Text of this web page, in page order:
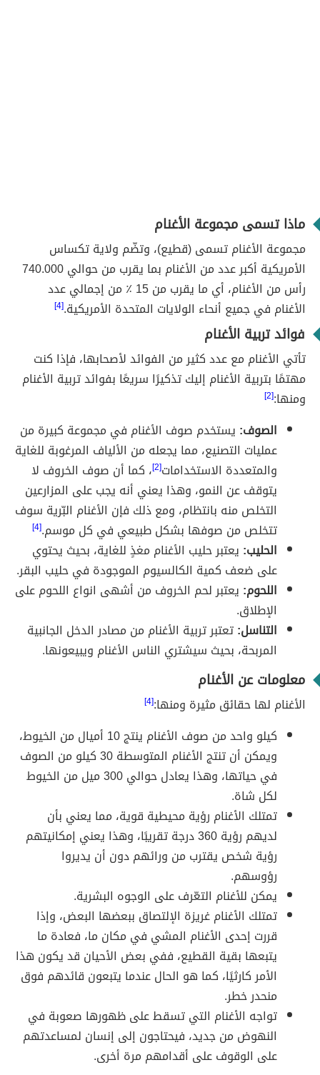
ماذا تسمى مجموعة الأغنام
مجموعة الأغنام تسمى (قطيع)، وتضّم ولاية تكساس
الأمريكية أكبر عدد من الأغنام بما يقرب من حوالي 740.000
رأس من الأغنام، أي ما يقرب من 15 ٪ من إجمالي عدد
الأغنام في جميع أنحاء الولايات المتحدة الأمريكية.[4]
فوائد تربية الأغنام
تأتي الأغنام مع عدد كثير من الفوائد لأصحابها، فإذا كنت
مهتمًا بتربية الأغنام إليك تذكيرًا سريعًا بفوائد تربية الأغنام
ومنها:[2]
الصوف: يستخدم صوف الأغنام في مجموعة كبيرة من
عمليات التصنيع، مما يجعله من الألياف المرغوبة للغاية
والمتعددة الاستخدامات[2] ، كما أن صوف الخروف لا
يتوقف عن النمو، وهذا يعني أنه يجب على المزارعين
التخلص منه بانتظام، ومع ذلك فإن الأغنام البّرية سوف
تتخلص من صوفها بشكل طبيعي في كل موسم.[4]
الحليب: يعتبر حليب الأغنام مغذٍ للغاية، بحيث يحتوي
على ضعف كمية الكالسيوم الموجودة في حليب البقر.
اللحوم: يعتبر لحم الخروف من أشهى انواع اللحوم على
الإطلاق.
التناسل:تعتبر تربية الأغنام من مصادر الدخل الجانبية
المربحة، بحيث سيشتري الناس الأغنام ويبيعونها.
معلومات عن الأغنام
الأغنام لها حقائق مثيرة ومنها:[4]
كيلو واحد من صوف الأغنام ينتج 10 أميال من الخيوط،
ويمكن أن تنتج الأغنام المتوسطة 30 كيلو من الصوف
في حياتها، وهذا يعادل حوالي 300 ميل من الخيوط
لكل شاة.
تمتلك الأغنام رؤية محيطية قوية، مما يعني بأن
لديهم رؤية 360 درجة تقريبًا، وهذا يعني إمكانيتهم
رؤية شخص يقترب من ورائهم دون أن يديروا
رؤوسهم.
يمكن للأغنام التعّرف على الوجوه البشرية.
تمتلك الأغنام غريزة الإلتصاق ببعضها البعض، وإذا
قررت إحدى الأغنام المشي في مكان ما، فعادة ما
يتبعها بقية القطيع، ففي بعض الأحيان قد يكون هذا
الأمر كارثيًا، كما هو الحال عندما يتبعون قائدهم فوق
منحدر خطر.
تواجه الأغنام التي تسقط على ظهورها صعوبة في
النهوض من جديد، فيحتاجون إلى إنسان لمساعدتهم
على الوقوف على أقدامهم مرة أخرى.